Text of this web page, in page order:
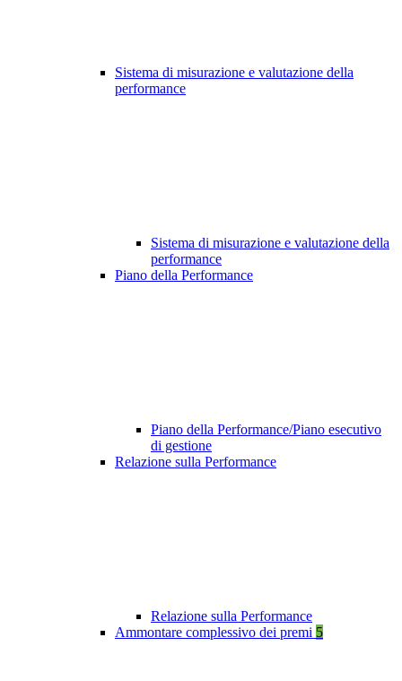
Sistema di misurazione e valutazione della
performance
Sistema di misurazione e valutazione della
performance
Piano della Performance
Piano della Performance/Piano esecutivo
di gestione
Relazione sulla Performance
Relazione sulla Performance
Ammontare complessivo dei premi 5